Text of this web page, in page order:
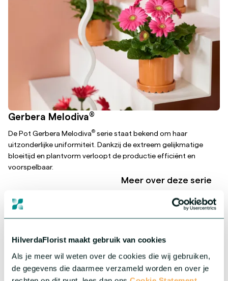
HilverdaFlorist maakt gebruik van cookies
Als je meer wil weten over de cookies die wij gebruiken,
de gegevens die daarmee verzameld worden en over je
Gerbera Melodiva®
De Pot Gerbera Melodiva® serie staat bekend om haar
uitzonderlijke uniformiteit. Dankzij de extreem gelijkmatige
bloeitijd en plantvorm verloopt de productie efficiënt en
voorspelbaar.
Meer over deze serie